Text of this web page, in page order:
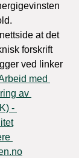
at det
forskrift
ved linker
med
av
-